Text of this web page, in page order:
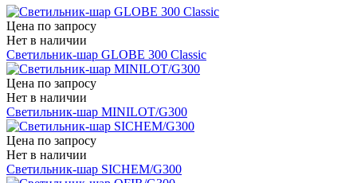
Цена по запросу
Нет в наличии
Светильник-шар GLOBE 300 Classic
Цена по запросу
Нет в наличии
Светильник-шар MINILOT/G300
Цена по запросу
Нет в наличии
Светильник-шар SICHEM/G300